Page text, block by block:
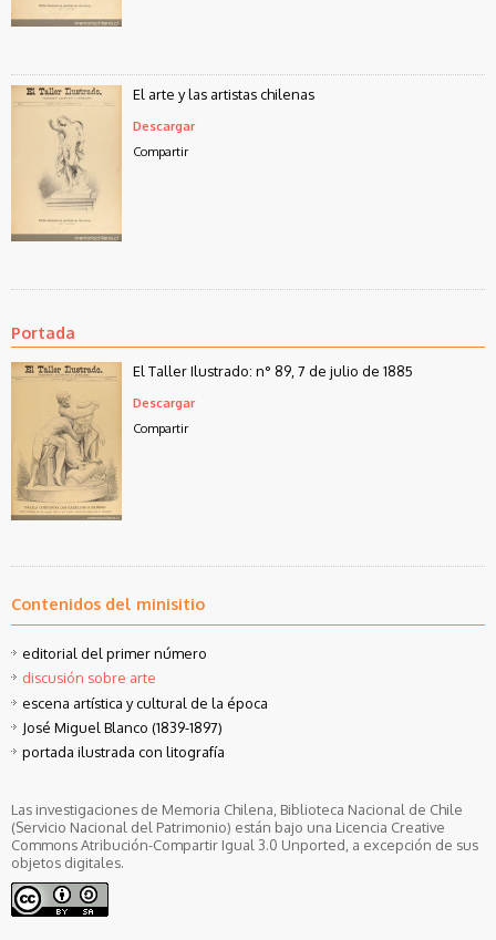
El arte y las artistas chilenas
Descargar
Compartir
Portada
El Taller Ilustrado: n° 89, 7 de julio de 1885
Descargar
Compartir
Contenidos del minisitio
editorial del primer número
discusión sobre arte
escena artística y cultural de la época
José Miguel Blanco (1839-1897)
portada ilustrada con litografía
Las investigaciones de Memoria Chilena, Biblioteca Nacional de Chile
(Servicio Nacional del Patrimonio) están bajo una Licencia Creative
Commons Atribución-Compartir Igual 3.0 Unported, a excepción de sus
objetos digitales.